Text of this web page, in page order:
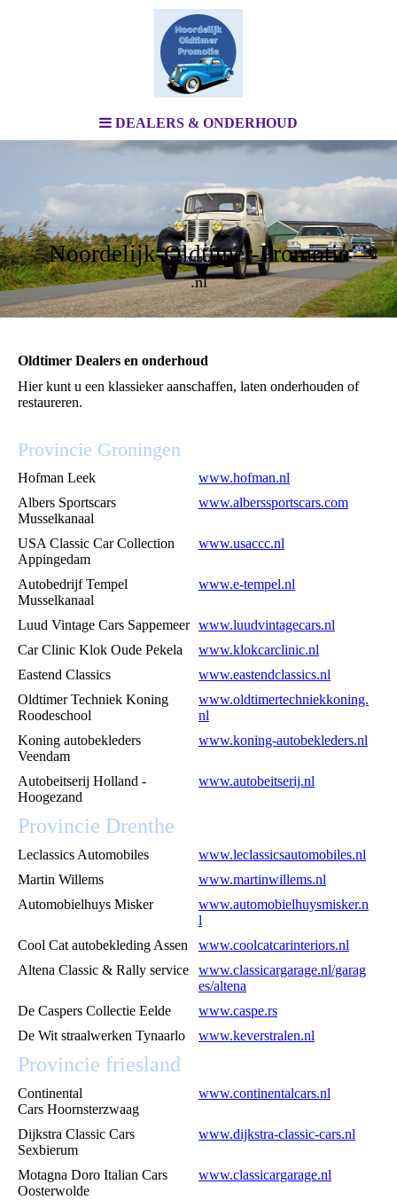
DEALERS & ONDERHOUD
Noordelijk-Oldtimer-Promotie
.nl
Oldtimer Dealers en onderhoud
Hier kunt u een klassieker aanschaffen, laten onderhouden of
restaureren.
Provincie Groningen
Hofman Leek
www.hofman.nl
Albers Sportscars
Musselkanaal
www.alberssportscars.com
USA Classic Car Collection
Appingedam
www.usaccc.nl
Autobedrijf Tempel
Musselkanaal
www.e-tempel.nl
Luud Vintage Cars Sappemeer www.luudvintagecars.nl
Car Clinic Klok Oude Pekela
www.klokcarclinic.nl
Eastend Classics
www.eastendclassics.nl
Oldtimer Techniek Koning
Roodeschool
www.oldtimertechniekkoning.
nl
Koning autobekleders
Veendam
www.koning-autobekleders.nl
Autobeitserij Holland -
Hoogezand
www.autobeitserij.nl
Provincie Drenthe
Leclassics Automobiles
www.leclassicsautomobiles.nl
Martin Willems
www.martinwillems.nl
Automobielhuys Misker
www.automobielhuysmisker.n
l
Cool Cat autobekleding Assen
www.coolcatcarinteriors.nl
Altena Classic & Rally service
www.classicargarage.nl/garag
es/altena
De Caspers Collectie Eelde
www.caspe.rs
De Wit straalwerken Tynaarlo
www.keverstralen.nl
Provincie friesland
Continental
Cars Hoornsterzwaag
www.continentalcars.nl
Dijkstra Classic Cars
Sexbierum
www.dijkstra-classic-cars.nl
Motagna Doro Italian Cars
Oosterwolde
www.classicargarage.nl